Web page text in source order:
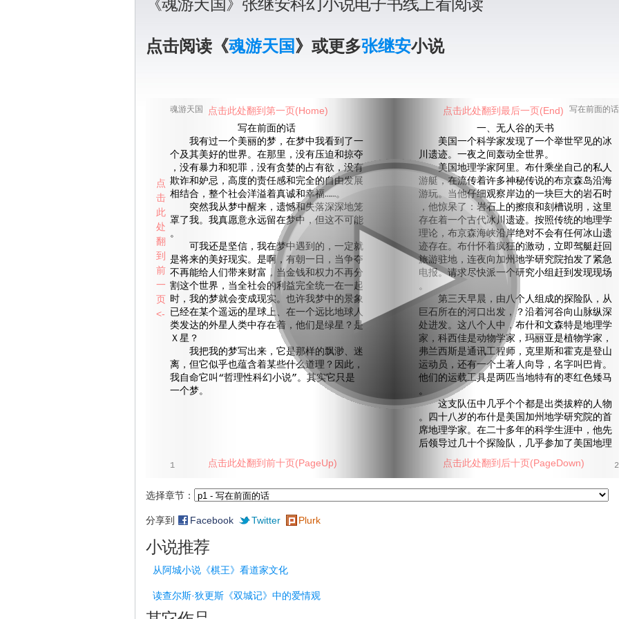
《魂游天国》张继安科幻小说电子书线上看阅读
点击阅读《魂游天国 》或更多张继安小说
魂游天国 写在前面的话
写在前面的话
我有过一个美丽的梦，在梦中我看到了一
个及其美好的世界。在那里，没有压迫和掠夺
，没有暴力和犯罪，没有贪婪的占有欲，没有
欺诈和妒忌，高度的责任感和完全的自由发展
相结合，整个社会洋溢着真诚和幸福……。
突然我从梦中醒来，遗憾和失落深深地笼
罩了我。我真愿意永远留在梦中，但这不可能
。
可我还是坚信，我在梦中遇到的，一定就
是将来的美好现实。是啊，有朝一日，当争夺
不再能给人们带来财富，当金钱和权力不再分
割这个世界，当全社会的利益完全统一在一起
时，我的梦就会变成现实。也许我梦中的景象
已经在某个遥远的星球上、在一个远比地球人
类发达的外星人类中存在着，他们是绿星？是
Ｘ星？
我把我的梦写出来，它是那样的飘渺、迷
离，但它似乎也蕴含着某些什么道理？因此，
我自命它叫“哲理性科幻小说”。其实它只是
一个梦。
一、无人谷的天书
美国一个科学家发现了一个举世罕见的冰
川遗迹。一夜之间轰动全世界。
美国地理学家阿里。布什乘坐自己的私人
游艇，在流传着许多神秘传说的布京森岛沿海
游玩。当他仔细观察岸边的一块巨大的岩石时
，他惊呆了：岩石上的擦痕和刻槽说明，这里
存在着一个古代冰川遗迹。按照传统的地理学
理论，布京森海峡沿岸绝对不会有任何冰山遗
迹存在。布什怀着疯狂的激动，立即驾艇赶回
旅游驻地，连夜向加州地学研究院拍发了紧急
电报。请求尽快派一个研究小组赶到发现现场
。
第三天早晨，由八个人组成的探险队，从
巨石所在的河口出发，？沿着河谷向山脉纵深
处进发。这八个人中，布什和文森特是地理学
家，科西佳是动物学家，玛丽亚是植物学家，
弗兰西斯是通讯工程师，克里斯和霍克是登山
运动员，还有一个土著人向导，名字叫巴肯。
他们的运载工具是两匹当地特有的枣红色矮马
。
这支队伍中几乎个个都是出类拔粹的人物
。四十八岁的布什是美国加州地学研究院的首
席地理学家。在二十多年的科学生涯中，他先
后领导过几十个探险队，几乎参加了美国地理
1 2
选择章节：
分享到 Facebook Twitter Plurk
点击此处翻到第一页(Home) 点击此处翻到最后一页(End)
点击此处翻到前十页(PageUp) 点击此处翻到后十页(PageDown)
点
击
此
处
翻
到
前
一
页
<-
小说推荐
从阿城小说《棋王》看道家文化
读查尔斯·狄更斯《双城记》中的爱情观